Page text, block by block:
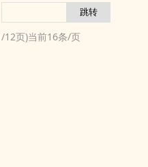
/12页)当前16条/页